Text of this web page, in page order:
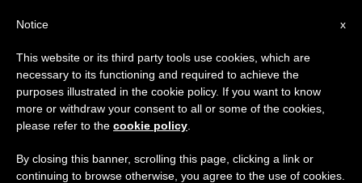
ETIQUETA
Posts Tagged ‘Michel
Dubost’
×
Aviso importante
Del 27 de julio al 7 de agosto haremos la pausa
anual, aprovechando que en el periodo de verano
se generan menos informaciones y también el
x
Notice
This website or its third party tools use cookies, which are
necessary to its functioning and required to achieve the
purposes illustrated in the cookie policy. If you want to know
more or withdraw your consent to all or some of the cookies,
please refer to the cookie policy
By closing this banner, scrolling this page, clicking a link or
continuing to browse otherwise, you agree to the use of cookies.